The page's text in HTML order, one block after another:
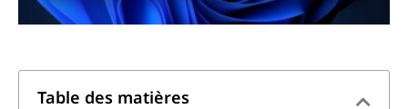
Table des matières